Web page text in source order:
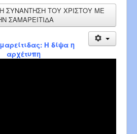
Η ΣΥΝΑΝΤΗΣΗ ΤΟΥ ΧΡΙΣΤΟΥ ΜΕ
ΣΑΜΑΡΕΙΤΙΔΑ
Η δίψα η
αρχέτυπη